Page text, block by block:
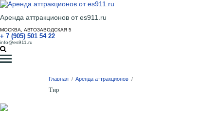
Аренда аттракционов от es911.ru
МОСКВА, АВТОЗАВОДСКАЯ 5
+ 7 (905) 501 54 22
info@es911.ru
Главная / Аренда аттракционов /
Тир